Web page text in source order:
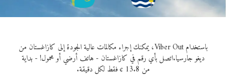
باستخدام Viber Out، يمكنك إجراء مكالمات عالية الجودة إلى كازاغستان من
ديغو جارسيا.اتصل بأي رقم في كازاغستان - هاتف أرضي أو محمول! - بداية
من 13.8 ¢ فقط لكل دقيقة.